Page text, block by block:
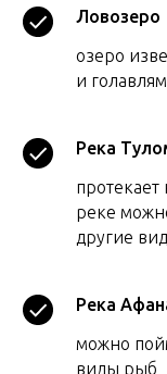
Ловозеро
озеро
и
Река
протекает
реке
другие
Река
можно
виды рыб